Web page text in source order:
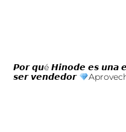
𝙋𝙤𝙧 𝙦𝙪é 𝙃𝙞𝙣𝙤𝙙𝙚 𝙚𝙨 𝙪𝙣𝙖
𝙨𝙚𝙧 𝙫𝙚𝙣𝙙𝙚𝙙𝙤𝙧